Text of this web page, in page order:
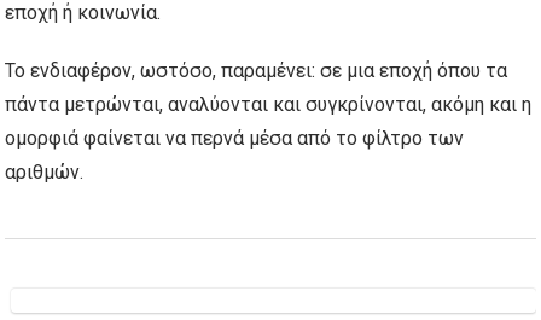
εποχή ή κοινωνία.
Το ενδιαφέρον, ωστόσο, παραμένει: σε μια εποχή όπου τα
πάντα μετρώνται, αναλύονται και συγκρίνονται, ακόμη και η
ομορφιά φαίνεται να περνά μέσα από το φίλτρο των
αριθμών.